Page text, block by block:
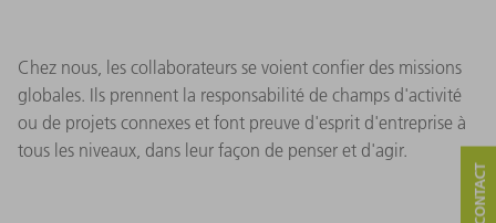
Chez nous, les collaborateurs se voient confier des missions
globales. Ils prennent la responsabilité de champs d'activité
ou de projets connexes et font preuve d'esprit d'entreprise à
tous les niveaux, dans leur façon de penser et d'agir.